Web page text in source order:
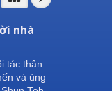
nhà
tác thân
và ủng